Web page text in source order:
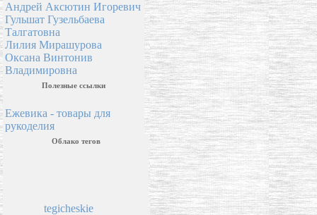
Андрей Аксютин Игоревич
Гульшат Гузельбаева
Талгатовна
Лилия Мирашурова
Оксана Винтонив
Владимировна
Полезные ссылки
Ежевика - товары для
рукоделия
Облако тегов
tegicheskie